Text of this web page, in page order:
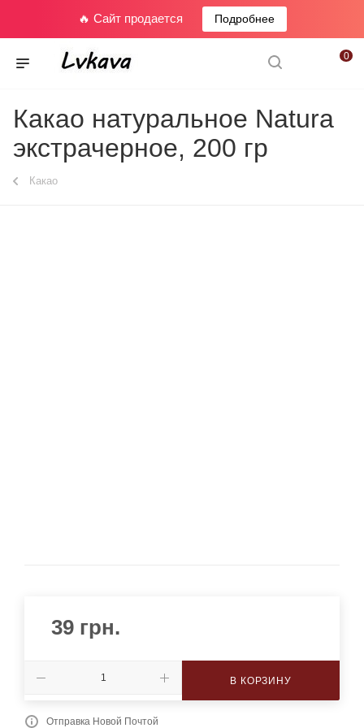
🔥 Сайт продается Подробнее
0
Какао натуральное Natura
экстрачерное, 200 гр
Какао
39 грн.
В КОРЗИНУ
Отправка Новой Почтой